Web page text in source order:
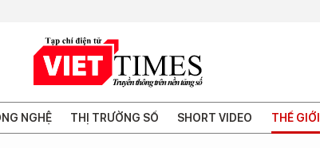
NGHỆ THỊ TRƯỜNG SỐ SHORT VIDEO THẾ GIỚI